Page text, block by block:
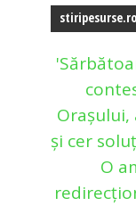
stiripesurse.ro
Orașului,
și cer
O